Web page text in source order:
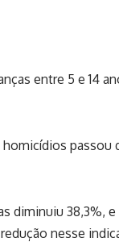
entre 5 e 14
passou
diminuiu 38,3%, e
nesse